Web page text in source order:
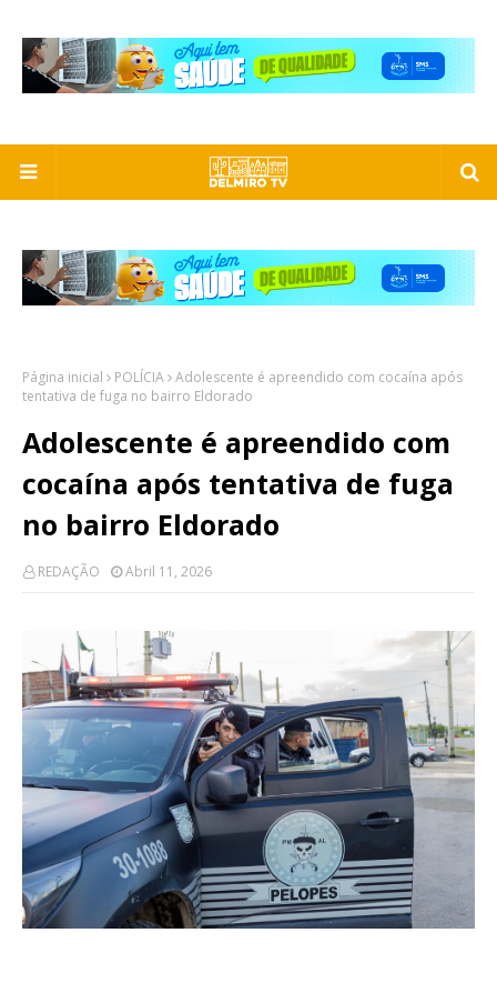
Página inicial POLÍCIA Adolescente é apreendido com cocaína após
tentativa de fuga no bairro Eldorado
Adolescente é apreendido com
cocaína após tentativa de fuga
no bairro Eldorado
REDAÇÃO Abril 11, 2026